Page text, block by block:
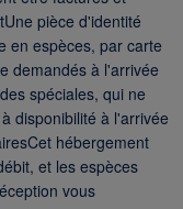
pièce d'identité
en espèces, par carte
demandés à l'arrivée
spéciales, qui ne
disponibilité à l'arrivée
hébergement
et les espèces
vous